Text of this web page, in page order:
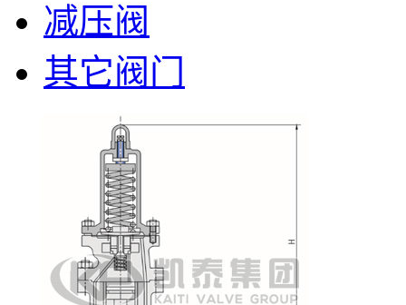
减压阀
其它阀门